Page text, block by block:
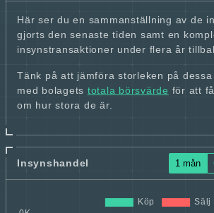
Här ser du en sammanställning av de
gjorts den senaste tiden samt en
insynstransaktioner under flera år
Tänk på att jämföra storleken på
med bolagets totala börsvärde för att
om hur stora de är.
Insynshandel 1 mån